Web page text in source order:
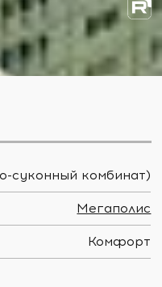
суконный комбинат)
Мегаполис
Комфорт